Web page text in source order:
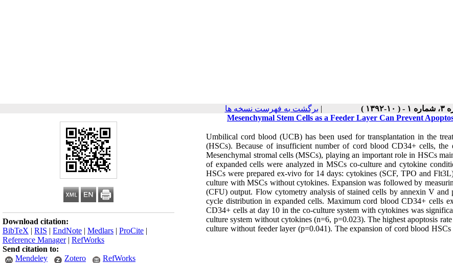
( ۱۰-۱۳۹۲ ) | برگشت به فهرست نسخه ها
Download citation:
BibTeX | RIS | EndNote | Medlars | ProCite |
Reference Manager| RefWorks
Send citation to:
Mendeley
Zotero RefWorks
Mesenchymal Stem Cells as a Feeder Layer Can Prevent
Umbilical cord blood (UCB) has been used for transplantation in the
(HSCs). Because of insufficient number of cord blood CD34+ cells,
Mesenchymal stromal cells (MSCs), playing an important role in HSCs
of expanded cells were analyzed in MSCs co-culture and cytokine
HSCs were prepared ex-vivo for 14 days: cytokines (SCF, TPO and
culture with MSCs without cytokines. Expansion was followed by
(CFU) output. Flow cytometry analysis of stained cells by annexin V
cycle distribution in expanded cells. Maximum cord blood CD34+ cells
CD34+ cells at day 10 in the co-culture system with cytokines was
culture system without cytokines (n=6, p=0.023). The highest apoptosis
culture without feeder layer (p=0.041). The expansion of cord blood